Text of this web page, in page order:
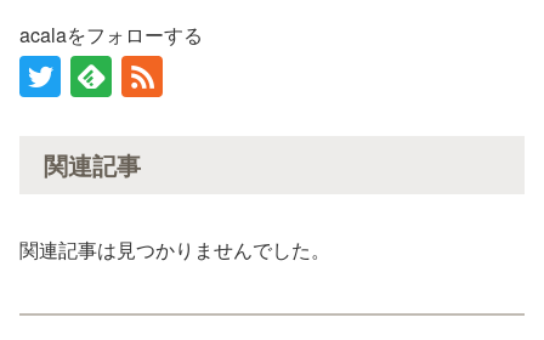
acalaをフォローする
関連記事
関連記事は見つかりませんでした。